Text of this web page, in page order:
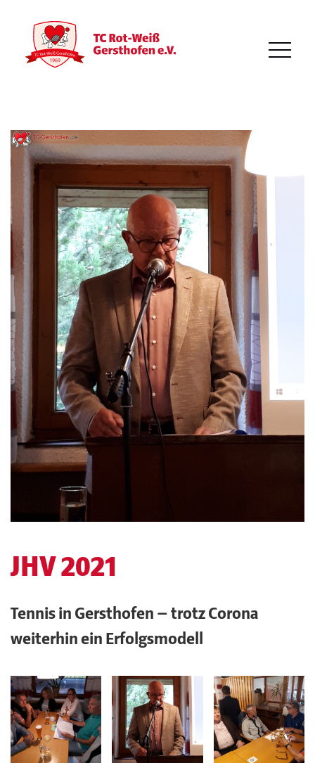
JHV 2021
Tennis in Gersthofen — trotz Corona
weiterhin ein Erfolgsmodell